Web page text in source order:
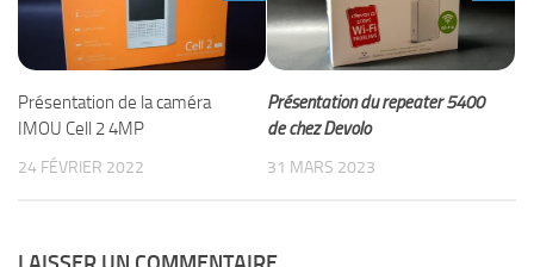
Présentation de la caméra
IMOU Cell 2 4MP
24 FÉVRIER 2022
Présentation du repeater 5400
de chez Devolo
31 MARS 2023